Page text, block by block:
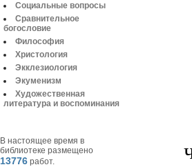
Социальные вопросы
Сравнительное
богословие
Философия
Христология
Экклезиология
Экуменизм
Художественная
литература и воспоминания
В настоящее время в
библиотеке размещено
13776 работ.